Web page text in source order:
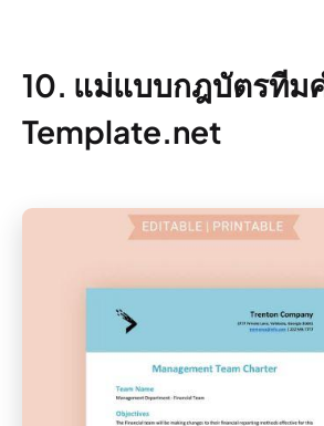
10. แม่แบบกฎบัตรทีม
Template.net